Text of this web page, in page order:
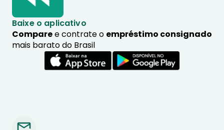
Baixe o aplicativo
Comparee contrate o empréstimo consignado
mais barato do Brasil